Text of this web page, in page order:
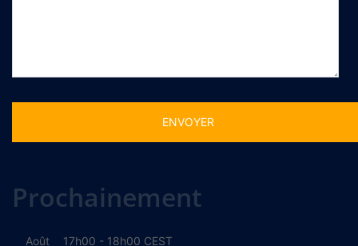
Prochainement
Août 17h00 - 18h00 CEST